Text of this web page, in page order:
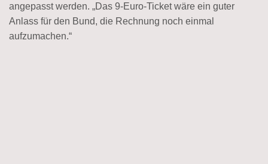
angepasst werden. „Das 9-Euro-Ticket wäre ein guter
Anlass für den Bund, die Rechnung noch einmal
aufzumachen.“